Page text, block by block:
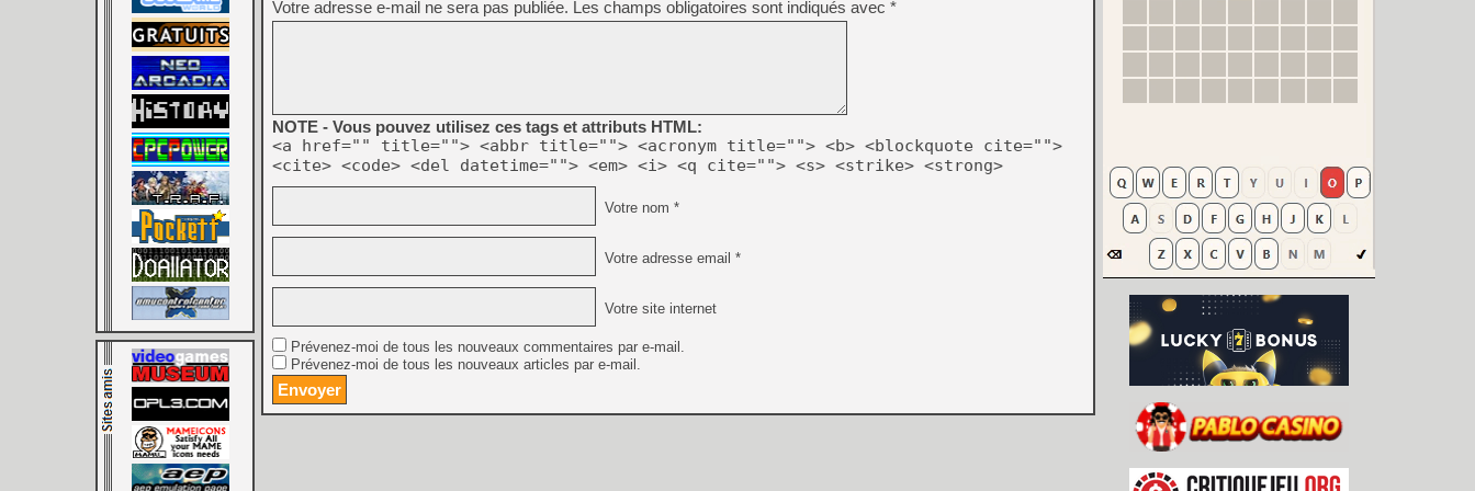
Votre adresse e-mail ne sera pas publiée. Les champs obligatoires sont indiqués avec *
NOTE - Vous pouvez utilisez ces tags et attributs HTML:
<a href="" title=""> <abbr title=""> <acronym title=""> <b> <blockquote cite="">
<cite> <code> <del datetime=""> <em> <i> <q cite=""> <s> <strike> <strong>
Votre nom *
Votre adresse email *
Votre site internet
Prévenez-moi de tous les nouveaux commentaires par e-mail.
Prévenez-moi de tous les nouveaux articles par e-mail.